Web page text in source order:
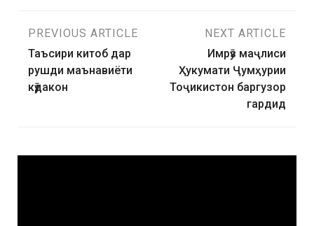
PREVIOUS ARTICLE
Таъсири китоб дар
рушди маънавиёти
кӯдакон
NEXT ARTICLE
Имрӯз маҷлиси
Ҳукумати Ҷумҳурии
Тоҷикистон баргузор
гардид